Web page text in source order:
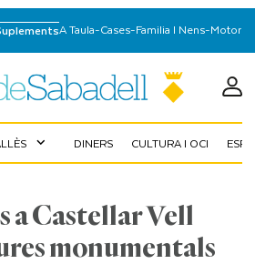
A Taula-Cases-Familia I Nens-Motor
expand_more DINERS CULTURA I OCI
a Castellar Vell
monumentals